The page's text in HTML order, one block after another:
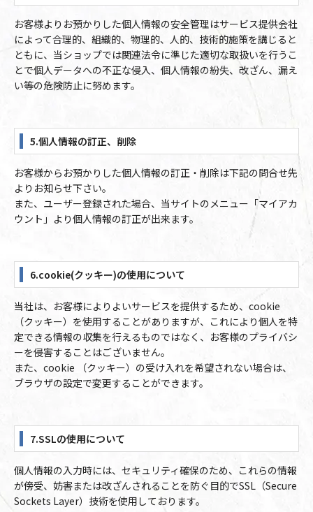
お客様よりお預かりした個人情報の安全管理はサービス提供会社
によって合理的、組織的、物理的、人的、技術的施策を講じると
ともに、当ショップでは関連法令に準じた適切な取扱いを行うこ
とで個人データへの不正な侵入、個人情報の紛失、改ざん、漏え
い等の危険防止に努めます。
5.個人情報の訂正、削除
お客様からお預かりした個人情報の訂正・削除は下記の問合せ先
よりお知らせ下さい。
また、ユーザー登録された場合、当サイトのメニュー「マイアカ
ウント」より個人情報の訂正が出来ます。
6.cookie(クッキー)の使用について
当社は、お客様によりよいサービスを提供するため、cookie
（クッキー）を使用することがありますが、これにより個人を特
定できる情報の収集を行えるものではなく、お客様のプライバシ
ーを侵害することはございません。
また、cookie （クッキー）の受け入れを希望されない場合は、
ブラウザの設定で変更することができます。
7.SSLの使用について
個人情報の入力時には、セキュリティ確保のため、これらの情報
が傍受、妨害または改ざんされることを防ぐ目的でSSL（Secure
Sockets Layer）技術を使用しております。